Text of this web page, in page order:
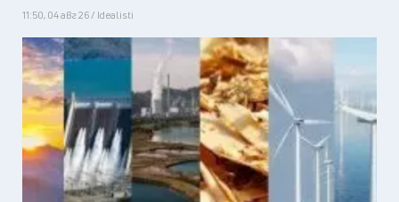
11:50, 04 авг 26 / Idealisti